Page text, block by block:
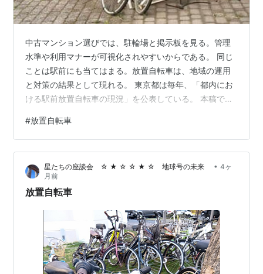
中古マンション選びでは、駐輪場と掲示板を見る。管理
水準や利用マナーが可視化されやすいからである。 同じ
ことは駅前にも当てはまる。放置自転車は、地域の運用
と対策の結果として現れる。 東京都は毎年、「都内にお
ける駅前放置自転車の現況」を公表している。 本稿で
期トレンドの3層で読み解く。 ※投稿2021年4月8日（更
新2026年4月9日：2025年度データを反映） もくじ 都内
の放置自転車が多い駅ワースト10推移（2012年度～）
23区の放置自転車等対策費ランキング（2025年度） 放
置自転車等対策費の費用対効果 都内の放置自転車が多い
駅ワースト1…
#放置自転車
星たちの座談会 ☆ ★ ☆ ☆ ★ ☆ 地球号の未来 • 4ヶ
月前
放置自転車